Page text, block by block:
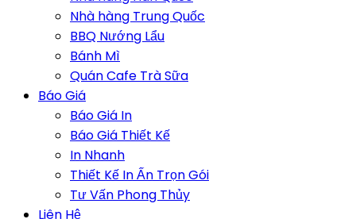
Nhà hàng Trung Quốc
BBQ Nướng Lẩu
Bánh Mì
Quán Cafe Trà Sữa
Báo Giá
Báo Giá In
Báo Giá Thiết Kế
In Nhanh
Thiết Kế In Ấn Trọn Gói
Tư Vấn Phong Thủy
Liên Hệ